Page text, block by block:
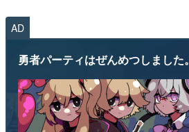
AD
勇者パーティはぜんめつしました。